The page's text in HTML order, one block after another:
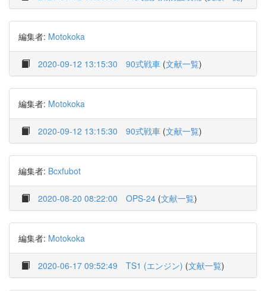
編集者: Motokoka
2020-09-12 13:15:30 90式戦車 (文献一覧)
編集者: Motokoka
2020-09-12 13:15:30 90式戦車 (文献一覧)
編集者: Bcxfubot
2020-08-20 08:22:00 OPS-24 (文献一覧)
編集者: Motokoka
2020-06-17 09:52:49 TS1 (エンジン) (文献一覧)